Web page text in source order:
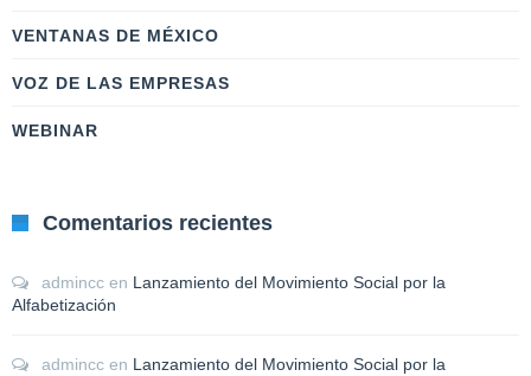
VENTANAS DE MÉXICO
VOZ DE LAS EMPRESAS
WEBINAR
Comentarios recientes
admincc en Lanzamiento del Movimiento Social por la
Alfabetización
admincc en Lanzamiento del Movimiento Social por la